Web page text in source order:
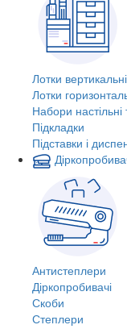
Лотки вертикальні
Лотки
Набори
Підкладки
Підставки і
Антистеплери
Діркопробивачі
Скоби
Степлери